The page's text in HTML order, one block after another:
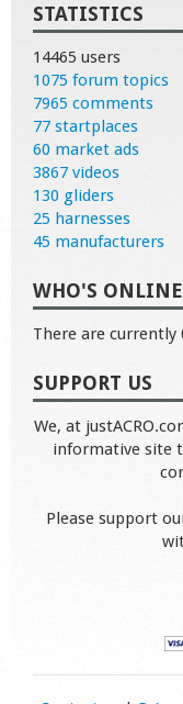
STATISTICS
14465 users
1075 forum topics
7965 comments
77 startplaces
60 market ads
3867 videos
130 gliders
25 harnesses
45 manufacturers
WHO'S ONLINE
There are currently
SUPPORT US
We, at
informative site
Please support